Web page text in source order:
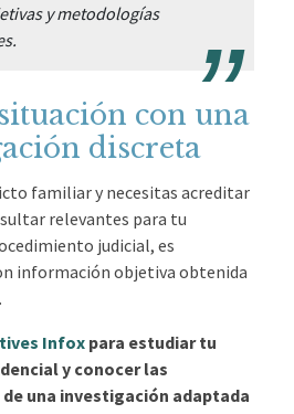
y metodologías
con una
discreta
familiar y necesitas acreditar
relevantes para tu
judicial, es
información objetiva obtenida
Infox para estudiar tu
y conocer las
una investigación adaptada